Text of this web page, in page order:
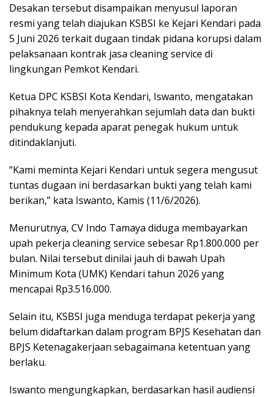
Desakan tersebut disampaikan menyusul laporan
resmi yang telah diajukan KSBSI ke Kejari Kendari pada
5 Juni 2026 terkait dugaan tindak pidana korupsi dalam
pelaksanaan kontrak jasa cleaning service di
lingkungan Pemkot Kendari.
Ketua DPC KSBSI Kota Kendari, Iswanto, mengatakan
pihaknya telah menyerahkan sejumlah data dan bukti
pendukung kepada aparat penegak hukum untuk
ditindaklanjuti.
“Kami meminta Kejari Kendari untuk segera mengusut
tuntas dugaan ini berdasarkan bukti yang telah kami
berikan,” kata Iswanto, Kamis (11/6/2026).
Menurutnya, CV Indo Tamaya diduga membayarkan
upah pekerja cleaning service sebesar Rp1.800.000 per
bulan. Nilai tersebut dinilai jauh di bawah Upah
Minimum Kota (UMK) Kendari tahun 2026 yang
mencapai Rp3.516.000.
Selain itu, KSBSI juga menduga terdapat pekerja yang
belum didaftarkan dalam program BPJS Kesehatan dan
BPJS Ketenagakerjaan sebagaimana ketentuan yang
berlaku.
Iswanto mengungkapkan, berdasarkan hasil audiensi